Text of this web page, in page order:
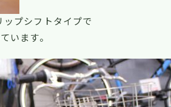
プシフトタイプで
います。